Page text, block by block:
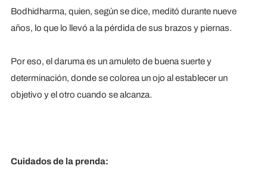
Bodhidharma, quien, según se dice, meditó durante nueve
años, lo que lo llevó a la pérdida de sus brazos y piernas.
Por eso, el daruma es un amuleto de buena suerte y
determinación, donde se colorea un ojo al establecer un
objetivo y el otro cuando se alcanza.
Cuidados de la prenda: